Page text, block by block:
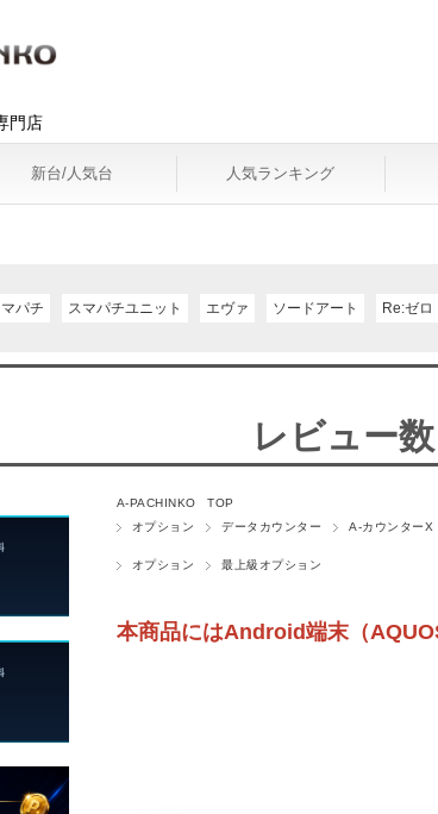
門店
新台/人気台 人気ランキング
パチ スマパチユニット エヴァ ソードアート Re:ゼロ
レビュー数
A-PACHINKO TOP
オプション
データカウンター A-カウンターX
オプション 最上級オプション
本商品にはAndroid端末（